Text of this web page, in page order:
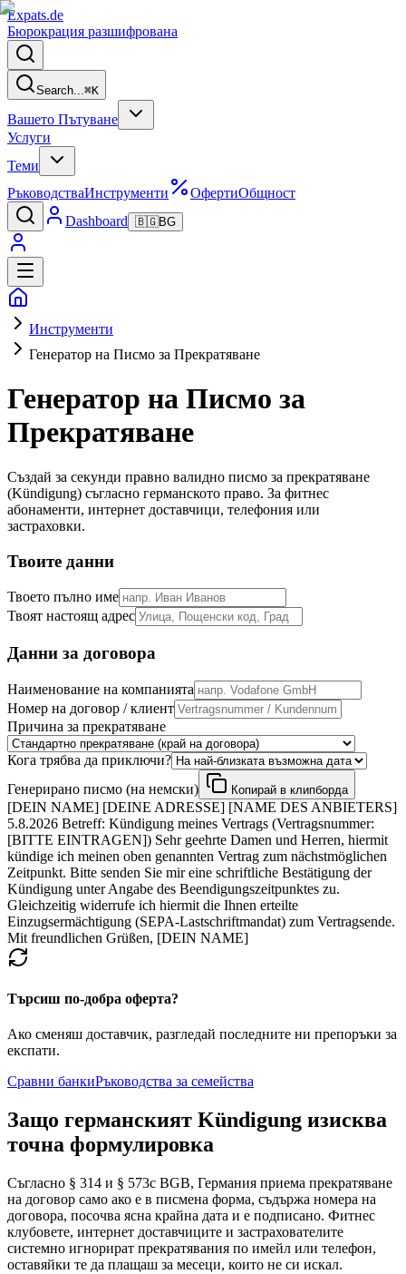
Expats.de
Бюрокрация разшифрована
Search...⌘K
Вашето Пътуване
Услуги
Теми
РъководстваИнструменти ОфертиОбщност
Dashboard 🇧🇬BG
Инструменти
Генератор на Писмо за Прекратяване
Генератор на Писмо за
Прекратяване
Създай за секунди правно валидно писмо за прекратяване
(Kündigung) съгласно германското право. За фитнес
абонаменти, интернет доставчици, телефония или
застраховки.
Твоите данни
Твоето пълно име
Твоят настоящ адрес
Данни за договора
Наименование на компанията
Номер на договор / клиент
Причина за прекратяване
Кога трябва да приключи?
Генерирано писмо (на немски)
Копирай в клипборда
[DEIN NAME] [DEINE ADRESSE] [NAME DES ANBIETERS]
5.8.2026 Betreff: Kündigung meines Vertrags (Vertragsnummer:
[BITTE EINTRAGEN]) Sehr geehrte Damen und Herren, hiermit
kündige ich meinen oben genannten Vertrag zum nächstmöglichen
Zeitpunkt. Bitte senden Sie mir eine schriftliche Bestätigung der
Kündigung unter Angabe des Beendigungszeitpunktes zu.
Gleichzeitig widerrufe ich hiermit die Ihnen erteilte
Einzugsermächtigung (SEPA-Lastschriftmandat) zum Vertragsende.
Mit freundlichen Grüßen, [DEIN NAME]
Търсиш по-добра оферта?
Ако сменяш доставчик, разгледай последните ни препоръки за
експати.
Сравни банкиРъководства за семейства
Защо германският Kündigung изисква
точна формулировка
Съгласно § 314 и § 573c BGB, Германия приема прекратяване
на договор само ако е в писмена форма, съдържа номера на
договора, посочва ясна крайна дата и е подписано. Фитнес
клубовете, интернет доставчиците и застрахователите
системно игнорират прекратявания по имейл или телефон,
оставяйки те да плащаш за месеци, които не си искал.